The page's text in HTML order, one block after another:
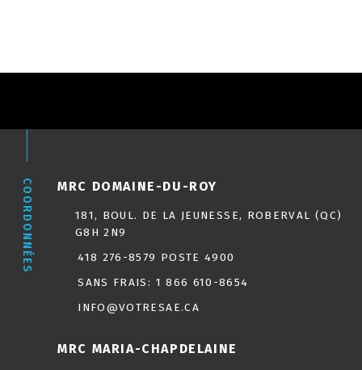
MRC DOMAINE-DU-ROY
181, BOUL. DE LA JEUNESSE, ROBERVAL (QC)
G8H 2N9
418 276-8579 POSTE 4900
SANS FRAIS: 1 866 610-8654
INFO@VOTRESAE.CA
MRC MARIA-CHAPDELAINE
COORDONNÉES